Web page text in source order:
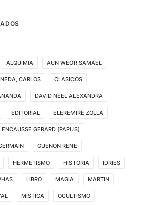
ALQUIMIA AUN WEOR SAMAEL
CARLOS CLASICOS
DAVID NEEL ALEXANDRA
EDITORIAL ELEREMIRE ZOLLA
ENCAUSSE GERARD (PAPUS)
GUENON RENE
HERMETISMO HISTORIA IDRIES
LIBRO MAGIA MARTIN
MISTICA OCULTISMO